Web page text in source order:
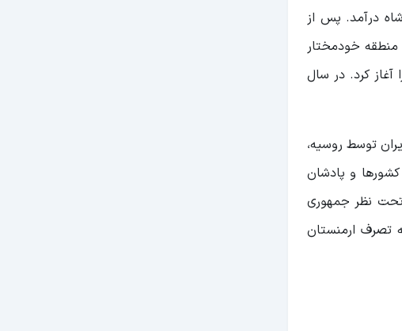
درآمد. پس از
منطقه خودمختار
کرد. در سال
توسط روسیه،
از کشورها و پادشان
نظر جمهوری
تصرف ارمنستان